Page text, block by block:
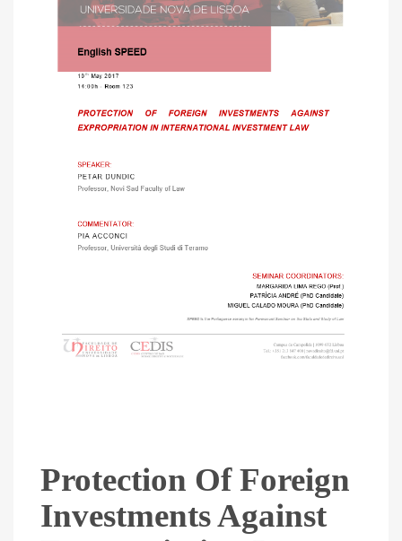
Protection Of Foreign
Investments Against